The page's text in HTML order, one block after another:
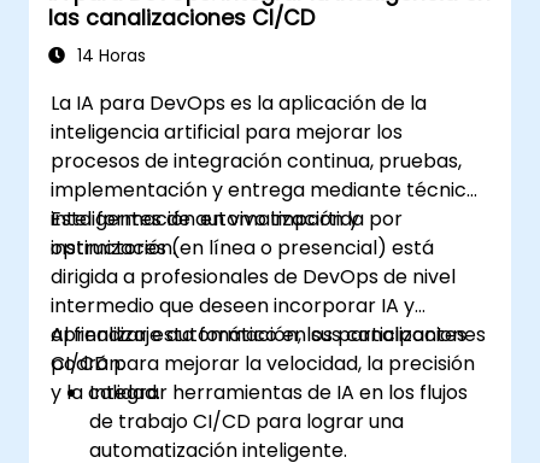
las canalizaciones CI/CD
14 Horas
La IA para DevOps es la aplicación de la
inteligencia artificial para mejorar los
procesos de integración continua, pruebas,
implementación y entrega mediante técnicas
inteligentes de automatización y
optimización.
Esta formación en vivo impartida por
instructores (en línea o presencial) está
dirigida a profesionales de DevOps de nivel
intermedio que deseen incorporar IA y
aprendizaje automático en sus canalizaciones
CI/CD para mejorar la velocidad, la precisión
y la calidad.
Al finalizar esta formación, los participantes
podrán:
Integrar herramientas de IA en los flujos
de trabajo CI/CD para lograr una
automatización inteligente.